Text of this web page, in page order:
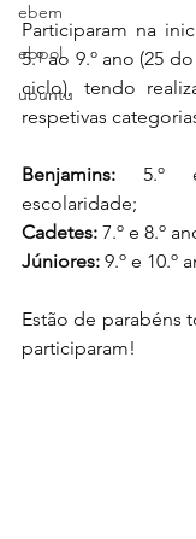
ebem
ebpol
ubuntu
Participaram na
5.º ao 9.º ano (25
ciclo), tendo
respetivas
Benjamins: 5.º
escolaridade;
Cadetes: 7.º e 8.º
Júniores: 9.º e 10.º
Estão de parabéns
participaram!